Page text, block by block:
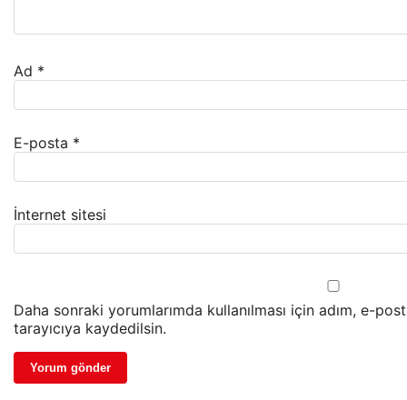
Ad *
E-posta *
İnternet sitesi
Daha sonraki yorumlarımda kullanılması için adım, e-
tarayıcıya kaydedilsin.